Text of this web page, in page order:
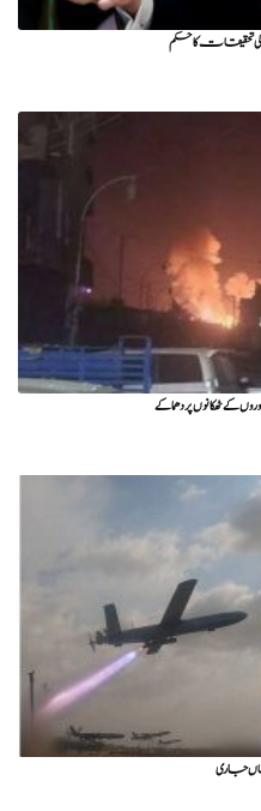
تحقیقات کا حکم
ٹھکانوں پر دھماکے
جاری